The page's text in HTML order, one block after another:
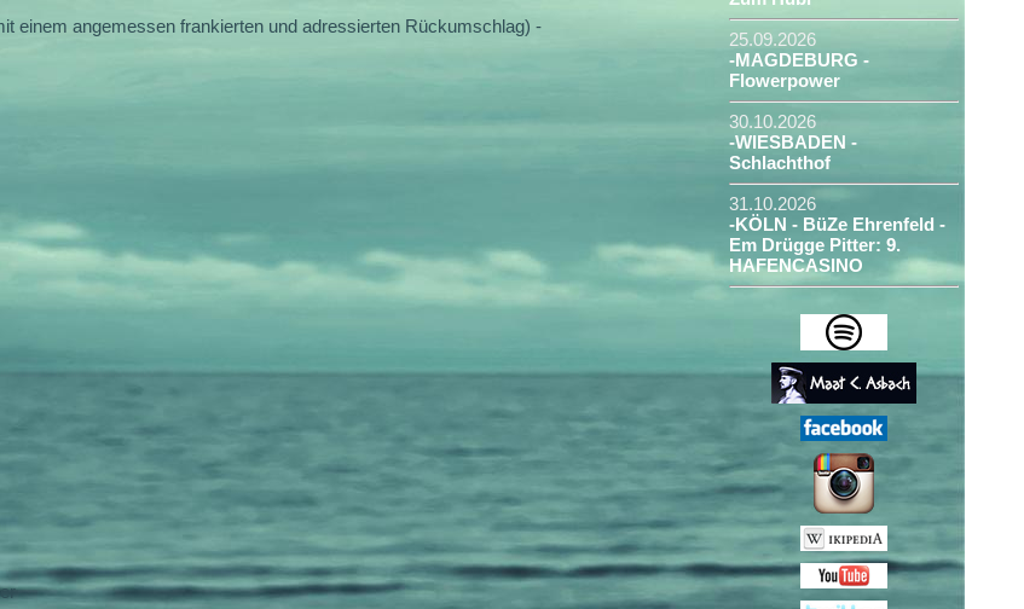
einem angemessen frankierten und adressierten Rückumschlag) -
25.09.2026
-MAGDEBURG -
Flowerpower
30.10.2026
-WIESBADEN -
Schlachthof
31.10.2026
-KÖLN - BüZe Ehrenfeld -
Em Drügge Pitter: 9.
HAFENCASINO